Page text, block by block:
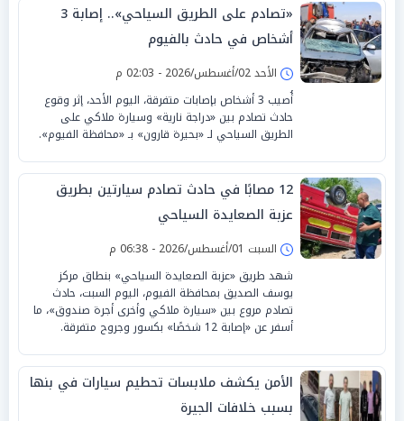
«تصادم على الطريق السياحي».. إصابة 3
أشخاص في حادث بالفيوم
الأحد 02/أغسطس/2026 - 02:03 م
أُصيب 3 أشخاص بإصابات متفرقة، اليوم الأحد، إثر وقوع
حادث تصادم بين «دراجة نارية» وسيارة ملاكي على
الطريق السياحي لـ «بحيرة قارون» بـ «محافظة الفيوم».
12 مصابًا في حادث تصادم سيارتين بطريق
عزبة الصعايدة السياحي
السبت 01/أغسطس/2026 - 06:38 م
شهد طريق «عزبة الصعايدة السياحي» بنطاق مركز
يوسف الصديق بمحافظة الفيوم، اليوم السبت، حادث
تصادم مروع بين «سيارة ملاكي وأخرى أجرة صندوق»، ما
أسفر عن «إصابة 12 شخصًا» بكسور وجروح متفرقة.
الأمن يكشف ملابسات تحطيم سيارات في بنها
بسبب خلافات الجيرة